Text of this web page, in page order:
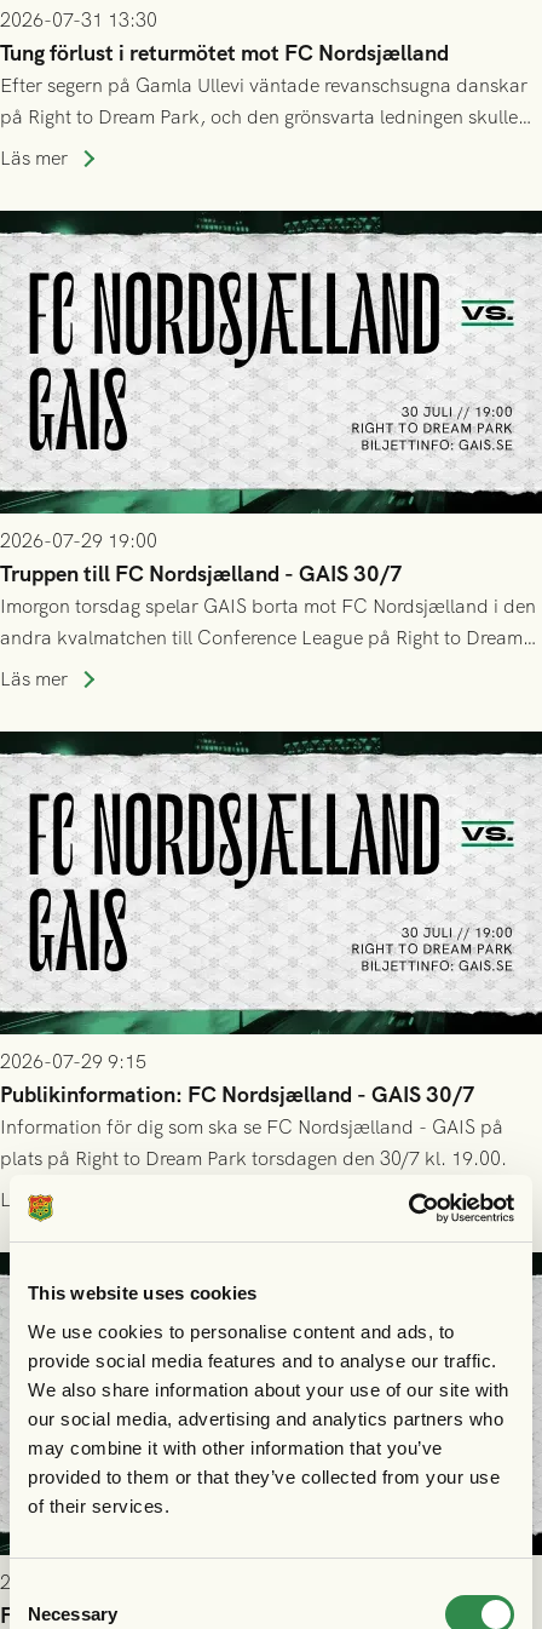
This website uses cookies
We use cookies to personalise content and ads, to
provide social media features and to analyse our traffic.
We also share information about your use of our site with
our social media, advertising and analytics partners who
may combine it with other information that you’ve
provided to them or that they’ve collected from your use
of their services.
Consent
Selection
Necessary
2026-07-31 13:30
Tung förlust i returmötet mot FC Nordsjælland
Efter segern på Gamla Ullevi väntade revanschsugna danskar
på Right to Dream Park, och den grönsvarta ledningen skulle
upphöra efter mindre än kvarten spelad. På lika mark visade
tennissiffror och det grönsvarta europaäventyret tog slut.
Läs mer
2026-07-29 19:00
Truppen till FC Nordsjælland - GAIS 30/7
Imorgon torsdag spelar GAIS borta mot FC Nordsjælland i den
andra kvalmatchen till Conference League på Right to Dream
Park! Fredrik Holmberg och ledarstaben har tagit ut följande
Läs mer
2026-07-29 9:15
Publikinformation: FC Nordsjælland - GAIS 30/7
Information för dig som ska se FC Nordsjælland - GAIS på
plats på Right to Dream Park torsdagen den 30/7 kl. 19.00.
Läs mer
2026-07-28 17:36
FC Nordsjælland borta: Biljettuthämtning